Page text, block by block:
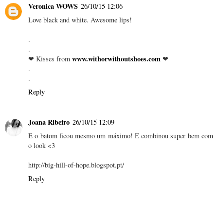
Veronica WOWS 26/10/15 12:06
Love black and white. Awesome lips!
.
.
❤ Kisses from www.withorwithoutshoes.com ❤
.
.
Reply
Joana Ribeiro 26/10/15 12:09
E o batom ficou mesmo um máximo! E combinou super bem com
o look <3
http://big-hill-of-hope.blogspot.pt/
Reply